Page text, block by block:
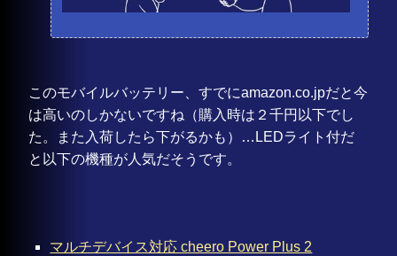
このモバイルバッテリー、すでにamazon.co.jpだと今
は高いのしかないですね（購入時は２千円以下でし
た。また入荷したら下がるかも）…LEDライト付だ
と以下の機種が人気だそうです。
マルチデバイス対応 cheero Power Plus 2